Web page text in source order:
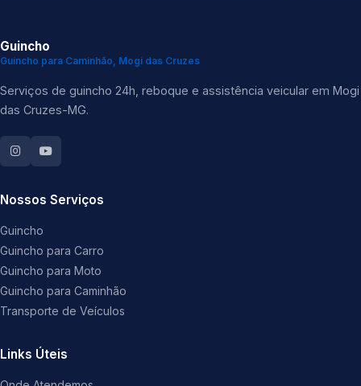
Guincho
Guincho para Caminhão, Mogi das Cruzes
Serviços de guincho 24h, reboque e assistência veicular em Mogi
das Cruzes-MG.
Nossos Serviços
Guincho
Guincho para Carro
Guincho para Moto
Guincho para Caminhão
Transporte de Veículos
Links Úteis